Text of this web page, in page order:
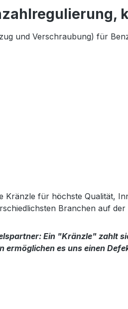
und Verschraubung) für
für höchste Qualität,
Branchen auf
Ein "Kränzle" zahlt
es uns einen